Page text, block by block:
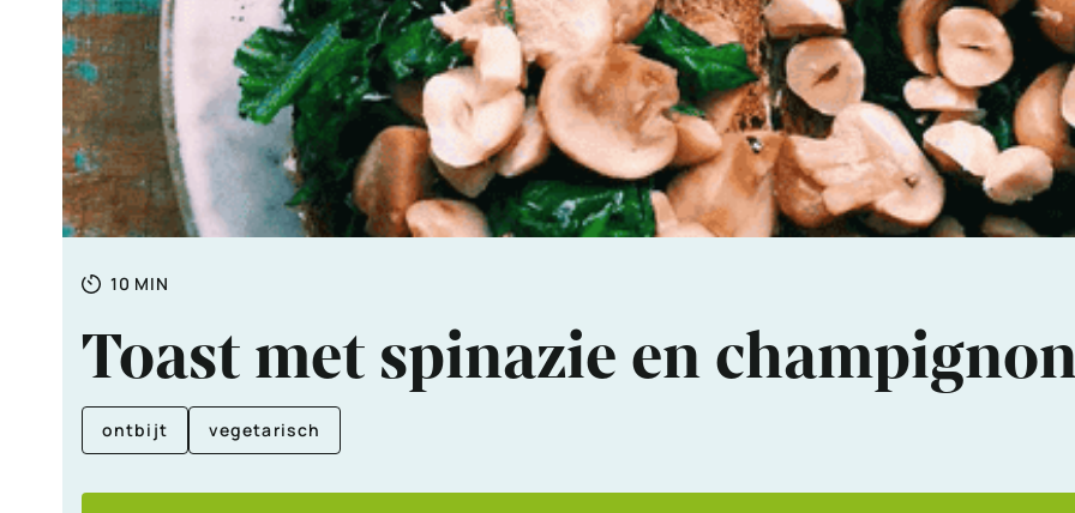
Totale
10 MINUTEN
MIN
Toast met spinazie en
ontbijt vegetarisch